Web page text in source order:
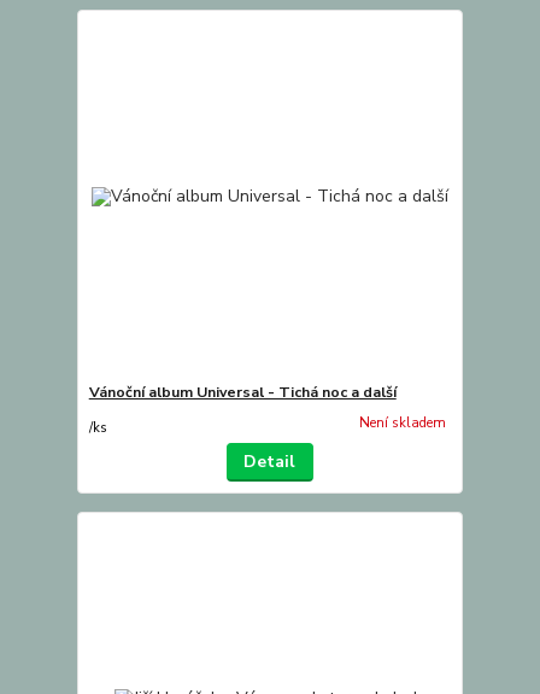
Vánoční album Universal - Tichá noc a další
/ks Není skladem
Detail